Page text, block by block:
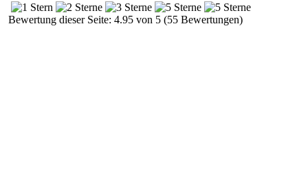
Bewertung dieser Seite: 4.95 von 5 (55 Bewertungen)